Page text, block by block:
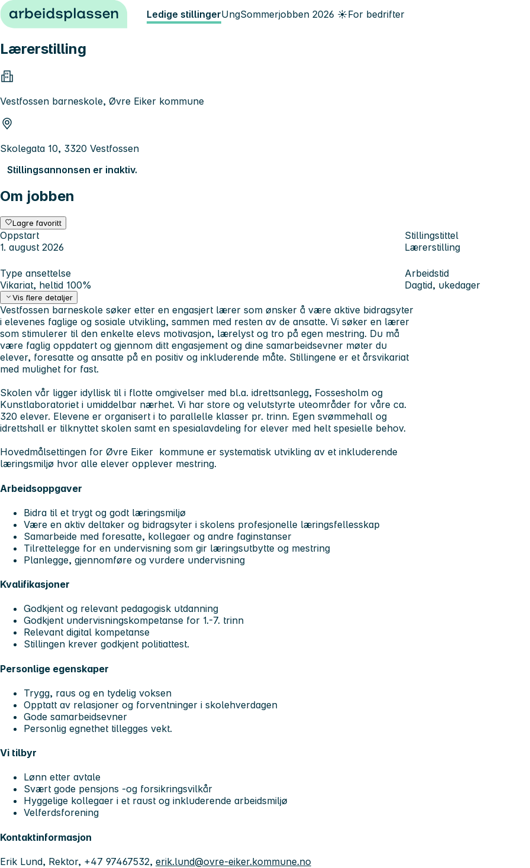
Hopp til innhold Ledige stillingerUngSommerjobben 2026 ☀️For bedrifter
Lærerstilling
Vestfossen barneskole, Øvre Eiker kommune
Skolegata 10, 3320 Vestfossen
Stillingsannonsen er inaktiv.
Om jobben
Lagre favoritt
Oppstart
1. august 2026
Stillingstittel
Lærerstilling
Type ansettelse
Vikariat, heltid 100%
Arbeidstid
Dagtid, ukedager
Vis flere detaljer
Vestfossen barneskole søker etter en engasjert lærer som ønsker å være aktive bidragsyter
i elevenes faglige og sosiale utvikling, sammen med resten av de ansatte. Vi søker en lærer
som stimulerer til den enkelte elevs motivasjon, lærelyst og tro på egen mestring. Du må
være faglig oppdatert og gjennom ditt engasjement og dine samarbeidsevner møter du
elever, foresatte og ansatte på en positiv og inkluderende måte. Stillingene er et årsvikariat
med mulighet for fast.
Skolen vår ligger idyllisk til i flotte omgivelser med bl.a. idrettsanlegg, Fossesholm og
Kunstlaboratoriet i umiddelbar nærhet. Vi har store og velutstyrte uteområder for våre ca.
320 elever. Elevene er organisert i to parallelle klasser pr. trinn. Egen svømmehall og
idrettshall er tilknyttet skolen samt en spesialavdeling for elever med helt spesielle behov.
Hovedmålsettingen for Øvre Eiker kommune er systematisk utvikling av et inkluderende
læringsmiljø hvor alle elever opplever mestring.
Arbeidsoppgaver
Bidra til et trygt og godt læringsmiljø
Være en aktiv deltaker og bidragsyter i skolens profesjonelle læringsfellesskap
Samarbeide med foresatte, kollegaer og andre faginstanser
Tilrettelegge for en undervisning som gir læringsutbytte og mestring
Planlegge, gjennomføre og vurdere undervisning
Kvalifikasjoner
Godkjent og relevant pedagogisk utdanning
Godkjent undervisningskompetanse for 1.-7. trinn
Relevant digital kompetanse
Stillingen krever godkjent politiattest.
Personlige egenskaper
Trygg, raus og en tydelig voksen
Opptatt av relasjoner og forventninger i skolehverdagen
Gode samarbeidsevner
Personlig egnethet tillegges vekt.
Vi tilbyr
Lønn etter avtale
Svært gode pensjons -og forsikringsvilkår
Hyggelige kollegaer i et raust og inkluderende arbeidsmiljø
Velferdsforening
Kontaktinformasjon
Erik Lund, Rektor, +47 97467532, erik.lund@ovre-eiker.kommune.no